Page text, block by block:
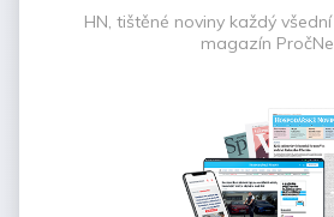
HN, tištěné noviny každý
magazín